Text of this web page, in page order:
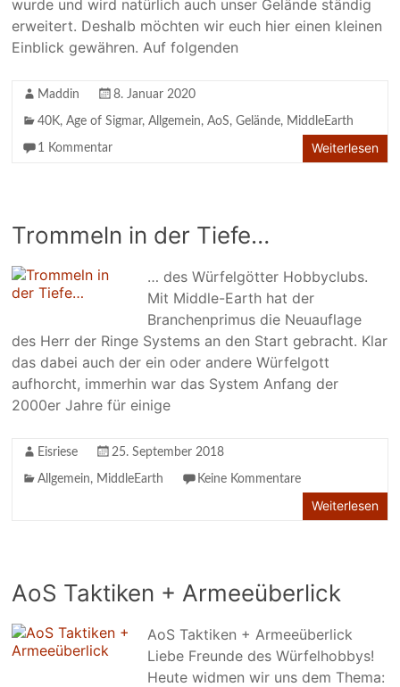
wurde und wird natürlich auch unser Gelände ständig
erweitert. Deshalb möchten wir euch hier einen kleinen
Einblick gewähren. Auf folgenden
Maddin 8. Januar 2020
40K,Age of Sigmar,Allgemein,AoS,Gelände, MiddleEarth
1 Kommentar Weiterlesen
Trommeln in der Tiefe…
… des Würfelgötter Hobbyclubs.
Mit Middle-Earth hat der
Branchenprimus die Neuauflage
des Herr der Ringe Systems an den Start gebracht. Klar
das dabei auch der ein oder andere Würfelgott
aufhorcht, immerhin war das System Anfang der
2000er Jahre für einige
Eisriese 25. September 2018
Allgemein, MiddleEarth Keine Kommentare
Weiterlesen
AoS Taktiken + Armeeüberlick
AoS Taktiken + Armeeüberlick
Liebe Freunde des Würfelhobbys!
Heute widmen wir uns dem Thema: